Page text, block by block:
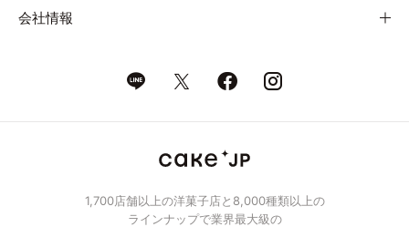
会社情報
1,700店舗以上の洋菓子店と8,000種類以上の
ラインナップで業界最大級の